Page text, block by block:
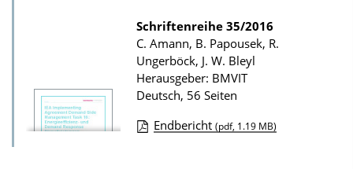
s
z
u
r
P
Schriftenreihe 35/2016
C. Amann, B. Papousek, R.
Ungerböck, J. W. Bleyl
Herausgeber: BMVIT
Deutsch, 56 Seiten
Endbericht (pdf, 1.19 MB)